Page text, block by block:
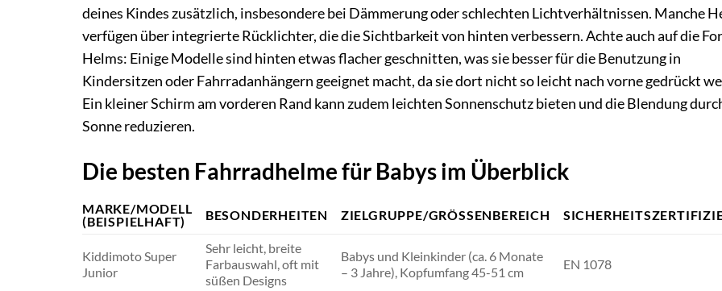
deines Kindes zusätzlich, insbesondere bei Dämmerung oder schlechten Lichtverhältnissen. Manche
verfügen über integrierte Rücklichter, die die Sichtbarkeit von hinten verbessern. Achte auch auf die
Helms: Einige Modelle sind hinten etwas flacher geschnitten, was sie besser für die Benutzung in
Kindersitzen oder Fahrradanhängern geeignet macht, da sie dort nicht so leicht nach vorne gedrückt
Ein kleiner Schirm am vorderen Rand kann zudem leichten Sonnenschutz bieten und die Blendung
Sonne reduzieren.
Die besten Fahrradhelme für Babys im Überblick
MARKE/MODELL
(BEISPIELHAFT)
BESONDERHEITEN ZIELGRUPPE/GRÖSSENBEREICH
Kiddimoto Super
Junior
Sehr leicht, breite
Farbauswahl, oft mit
süßen Designs
Babys und Kleinkinder (ca. 6 Monate
– 3 Jahre), Kopfumfang 45-51 cm
EN 1078